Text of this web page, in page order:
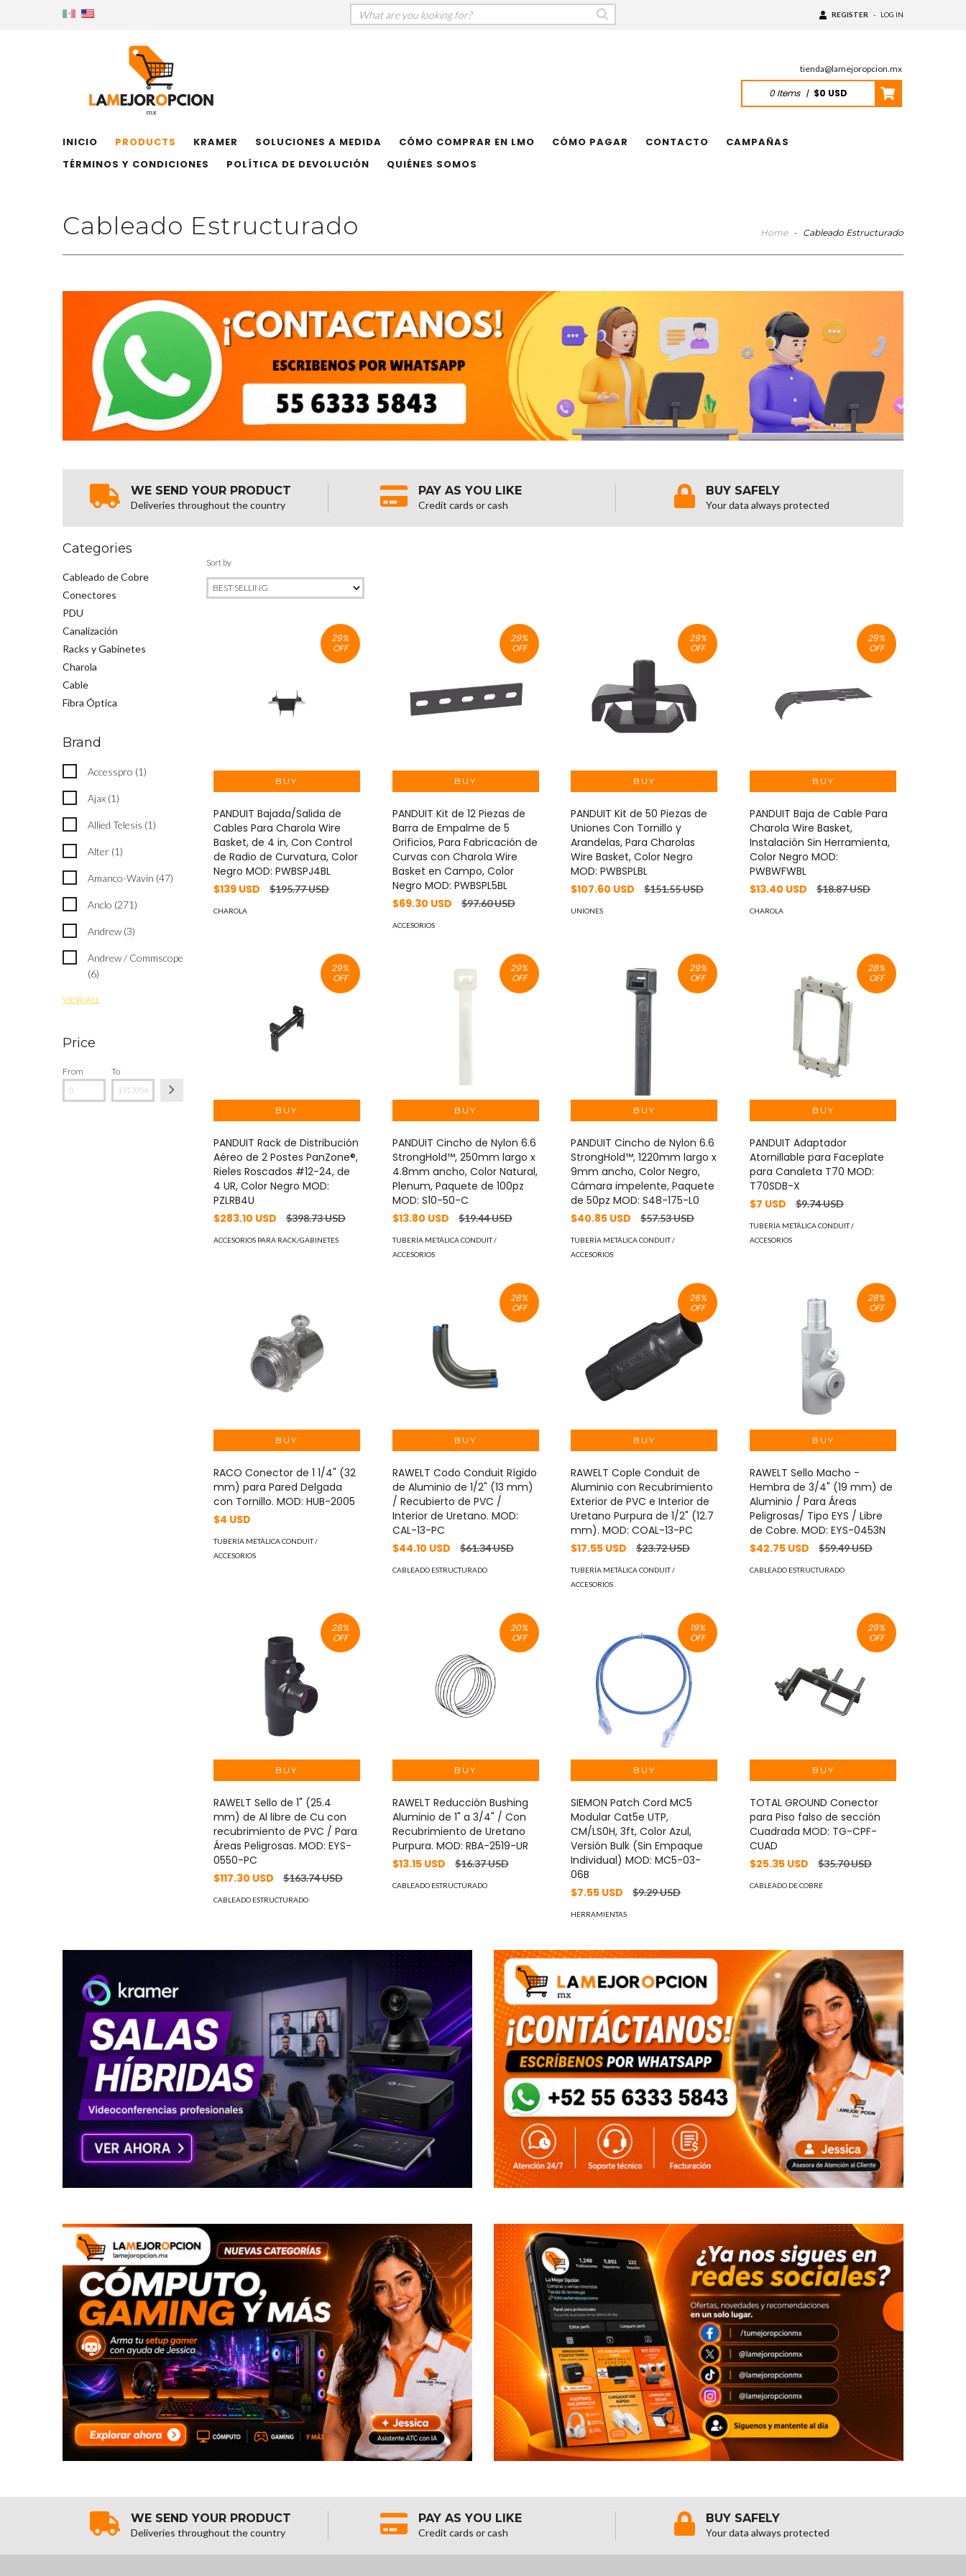
REGISTER - LOG IN
tienda@lamejoropcion.mx
0Items | $0 USD
INICIO PRODUCTS KRAMER SOLUCIONES A MEDIDA CÓMO COMPRAR EN LMO CÓMO PAGAR CONTACTO
CAMPAÑAS
TÉRMINOS Y CONDICIONES
POLÍTICA DE DEVOLUCIÓN QUIÉNES SOMOS
Cableado Estructurado Home - Cableado Estructurado
WE SEND YOUR PRODUCT
Deliveries throughout the country
PAY AS YOU LIKE
Credit cards or cash
BUY SAFELY
Your data always protected
Categories
Cableado de Cobre
Conectores
PDU
Canalización
Racks y Gabinetes
Charola
Cable
Fibra Óptica
Brand
Accesspro (1)
Ajax (1)
Allied Telesis (1)
Alter (1)
Amanco-Wavin (47)
Anclo (271)
Andrew (3)
Andrew / Commscope
(6)
VIEW ALL
Price
From To
Sort by
29%
OFF
PANDUIT Bajada/Salida de
Cables Para Charola Wire
Basket, de 4 in, Con Control
de Radio de Curvatura, Color
Negro MOD: PWBSPJ4BL
$139 USD
$195.77 USD
CHAROLA
29%
OFF
PANDUIT Kit de 12 Piezas de
Barra de Empalme de 5
Orificios, Para Fabricación de
Curvas con Charola Wire
Basket en Campo, Color
Negro MOD: PWBSPL5BL
$69.30 USD
$97.60 USD
ACCESORIOS
29%
OFF
PANDUIT Kit de 50 Piezas de
Uniones Con Tornillo y
Arandelas, Para Charolas
Wire Basket, Color Negro
MOD: PWBSPLBL
$107.60 USD
$151.55 USD
UNIONES
29%
OFF
PANDUIT Baja de Cable Para
Charola Wire Basket,
Instalación Sin Herramienta,
Color Negro MOD:
PWBWFWBL
$13.40 USD
$18.87 USD
CHAROLA
29%
OFF
PANDUIT Rack de Distribución
Aéreo de 2 Postes PanZone®,
Rieles Roscados #12-24, de
4 UR, Color Negro MOD:
PZLRB4U
$283.10 USD
$398.73 USD
ACCESORIOS PARA RACK/GABINETES
29%
OFF
PANDUIT Cincho de Nylon 6.6
StrongHold™, 250mm largo x
4.8mm ancho, Color Natural,
Plenum, Paquete de 100pz
MOD: S10-50-C
$13.80 USD
$19.44 USD
TUBERÍA METÁLICA CONDUIT /
ACCESORIOS
29%
OFF
PANDUIT Cincho de Nylon 6.6
StrongHold™, 1220mm largo x
9mm ancho, Color Negro,
Cámara impelente, Paquete
de 50pz MOD: S48-175-L0
$40.85 USD
$57.53 USD
TUBERÍA METÁLICA CONDUIT /
ACCESORIOS
28%
OFF
PANDUIT Adaptador
Atornillable para Faceplate
para Canaleta T70 MOD:
T70SDB-X
$7 USD
$9.74 USD
TUBERÍA METÁLICA CONDUIT /
ACCESORIOS
RACO Conector de 1 1/4" (32
mm) para Pared Delgada
con Tornillo. MOD: HUB-2005
$4 USD
TUBERÍA METÁLICA CONDUIT /
ACCESORIOS
28%
OFF
RAWELT Codo Conduit Rígido
de Aluminio de 1/2" (13 mm)
/ Recubierto de PVC /
Interior de Uretano. MOD:
CAL-13-PC
$44.10 USD
$61.34 USD
CABLEADO ESTRUCTURADO
26%
OFF
RAWELT Cople Conduit de
Aluminio con Recubrimiento
Exterior de PVC e Interior de
Uretano Purpura de 1/2" (12.7
mm). MOD: COAL-13-PC
$17.55 USD
$23.72 USD
TUBERÍA METÁLICA CONDUIT /
ACCESORIOS
28%
OFF
RAWELT Sello Macho -
Hembra de 3/4" (19 mm) de
Aluminio / Para Áreas
Peligrosas/ Tipo EYS / Libre
de Cobre. MOD: EYS-0453N
$42.75 USD
$59.49 USD
CABLEADO ESTRUCTURADO
28%
OFF
RAWELT Sello de 1" (25.4
mm) de Al libre de Cu con
recubrimiento de PVC / Para
Áreas Peligrosas. MOD: EYS-
0550-PC
$117.30 USD
$163.74 USD
CABLEADO ESTRUCTURADO
20%
OFF
RAWELT Reducción Bushing
Aluminio de 1" a 3/4" / Con
Recubrimiento de Uretano
Purpura. MOD: RBA-2519-UR
$13.15 USD
$16.37 USD
CABLEADO ESTRUCTURADO
19%
OFF
SIEMON Patch Cord MC5
Modular Cat5e UTP,
CM/LS0H, 3ft, Color Azul,
Versión Bulk (Sin Empaque
Individual) MOD: MC5-03-
06B
$7.55 USD
$9.29 USD
HERRAMIENTAS
29%
OFF
TOTAL GROUND Conector
para Piso falso de sección
Cuadrada MOD: TG-CPF-
CUAD
$25.35 USD
$35.70 USD
CABLEADO DE COBRE
WE SEND YOUR PRODUCT
Deliveries throughout the country
PAY AS YOU LIKE
Credit cards or cash
BUY SAFELY
Your data always protected